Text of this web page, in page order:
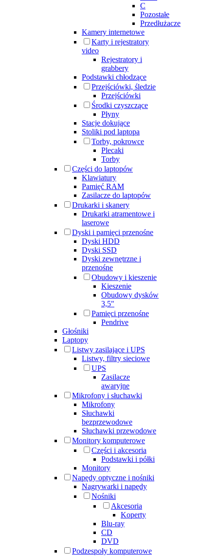
C
Pozostałe
Przedłużacze
Kamery internetowe
Karty i rejestratory
video
Rejestratory i
grabbery
Podstawki chłodzące
Przejściówki, śledzie
Przejściówki
Środki czyszczące
Płyny
Stacje dokujące
Stoliki pod laptopa
Torby, pokrowce
Plecaki
Torby
Części do laptopów
Klawiatury
Pamięć RAM
Zasilacze do laptopów
Drukarki i skanery
Drukarki atramentowe i
laserowe
Dyski i pamięci przenośne
Dyski HDD
Dyski SSD
Dyski zewnętrzne i
przenośne
Obudowy i kieszenie
Kieszenie
Obudowy dysków
3,5"
Pamięci przenośne
Pendrive
Głośniki
Laptopy
Listwy zasilające i UPS
Listwy, filtry sieciowe
UPS
Zasilacze
awaryjne
Mikrofony i słuchawki
Mikrofony
Słuchawki
bezprzewodowe
Słuchawki przewodowe
Monitory komputerowe
Części i akcesoria
Podstawki i półki
Monitory
Napędy optyczne i nośniki
Nagrywarki i napędy
Nośniki
Akcesoria
Koperty
Blu-ray
CD
DVD
Podzespoły komputerowe